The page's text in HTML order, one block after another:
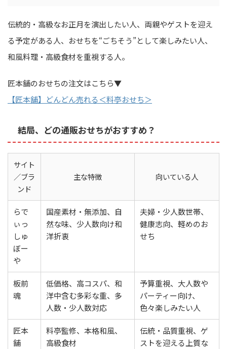
伝統的・高級なお正月を演出したい人、両親やゲストを迎え
る予定がある人、おせちを“ごちそう”として楽しみたい人、
和風料理・高級食材を重視する人。
匠本舗のおせちの注文はこちら▼
【匠本舗】どんどん売れる＜料亭おせち＞
結局、どの通販おせちがおすすめ？
サイト
／ブラ
ンド
主な特徴 向いている人
らで
ぃっ
しゅ
ぼー
や
国産素材・無添加、自
然な味、少人数向け和
洋折衷
夫婦・少人数世帯、
健康志向、軽めのお
せち
板前
魂
低価格、高コスパ、和
洋中含む多彩な重、多
人数・少人数対応
予算重視、大人数や
パーティー向け、
色々楽しみたい人
匠本
舗
料亭監修、本格和風、
高級食材
伝統・品質重視、ゲ
ストを迎える上質な